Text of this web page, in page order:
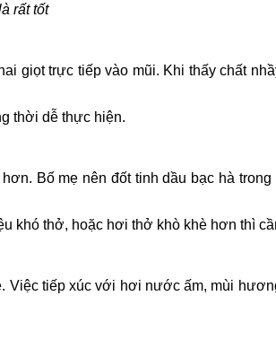
rất tốt
giọt trực tiếp vào mũi. Khi thấy chất
thời dễ thực hiện.
Bố mẹ nên đốt tinh dầu bạc hà
khó thở, hoặc hơi thở khò khè hơn thì
Việc tiếp xúc với hơi nước ấm, mùi